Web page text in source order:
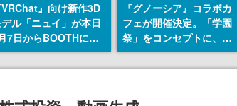
VRChat』向け新作3D
ル「ニュイ」が本日
7日からBOOTHにて
。瞳に光る星や感情
な表情が、小悪魔か
『グノーシア』コラボカ
フェが開催決定。「学園
祭」をコンセプトに、模
擬店やセツやSQ、ラキオ
たちが学祭バンドを楽し
ッズが展開